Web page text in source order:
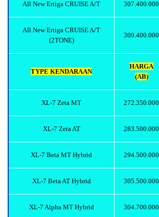
All New Ertiga CRUISE A/T 307.400.000
All New Ertiga CRUISE A/T
(2TONE)
309.400.000
TYPE KENDARAAN
HARGA
(AB)
XL-7 Zeta MT 272.350.000
XL-7 Zeta AT 283.500.000
XL-7 Beta MT Hybrid 294.500.000
XL-7 Beta AT Hybrid 305.500.000
XL-7 Alpha MT Hybrid 304.700.000